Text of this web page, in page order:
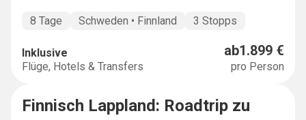
8 Tage Schweden • Finnland 3 Stopps
Inklusive
Flüge, Hotels & Transfers
ab1.899 €
pro Person
SALE -31%
Finnisch Lappland: Roadtrip zu